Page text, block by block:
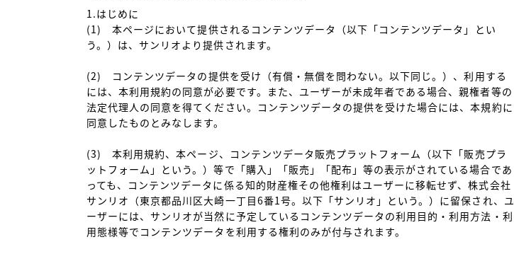
1.はじめに
(1)　本ページにおいて提供されるコンテンツデータ（以下「コンテンツデータ」とい
う。）は、サンリオより提供されます。
(2)　コンテンツデータの提供を受け（有償・無償を問わない。以下同じ。）、利用する
には、本利用規約の同意が必要です。また、ユーザーが未成年者である場合、親権者等の
法定代理人の同意を得てください。コンテンツデータの提供を受けた場合には、本規約に
同意したものとみなします。
(3)　本利用規約、本ページ、コンテンツデータ販売プラットフォーム（以下「販売プラ
ットフォーム」という。）等で「購入」「販売」「配布」等の表示がされている場合であ
っても、コンテンツデータに係る知的財産権その他権利はユーザーに移転せず、株式会社
サンリオ（東京都品川区大崎一丁目6番1号。以下「サンリオ」という。）に留保され、ユ
ーザーには、サンリオが当然に予定しているコンテンツデータの利用目的・利用方法・利
用態様等でコンテンツデータを利用する権利のみが付与されます。